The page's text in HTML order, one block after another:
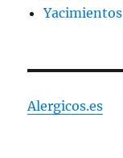
Yacimientos
Alergicos.es